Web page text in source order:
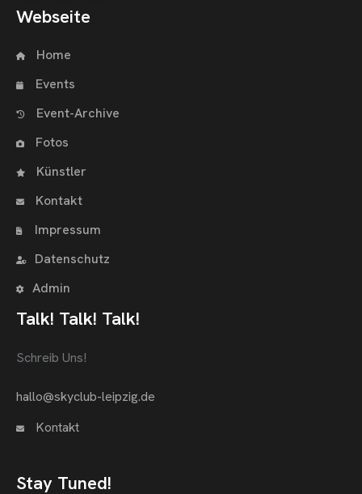
Webseite
Home
Events
Event-Archive
Fotos
Künstler
Kontakt
Impressum
Datenschutz
Admin
Talk! Talk! Talk!
Schreib Uns!
hallo@skyclub-leipzig.de
Kontakt
Stay Tuned!